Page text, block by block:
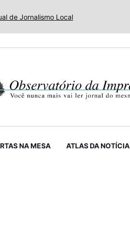
de Jornalismo Local
NA MESA ATLAS DA NOTÍCIA